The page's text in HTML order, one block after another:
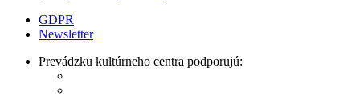
GDPR
Newsletter
Prevádzku kultúrneho centra podporujú: